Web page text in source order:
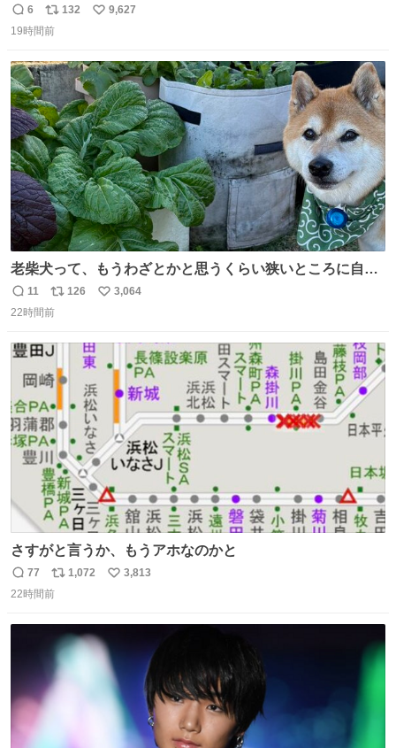
ないと荷物入らん。女のカバンってなんでこんなちっさい
の
返
信
6
リ
ポ
ト
数
132
い
数
9,627
19時間前
老柴犬って、もうわざとかと思うくらい狭いところに自ら
はまりにいくじゃないですか？ 今朝ガーデニングしてる飼
い主の間にはまってきて、最高に可愛かった♥️
返
信
11
リ
ポ
ト
数
126
い
3,064
22時間前
さすがと言うか、もうアホなのかと
返
信
77
リ
ポ
ト
数
1,072
い
3,813
22時間前